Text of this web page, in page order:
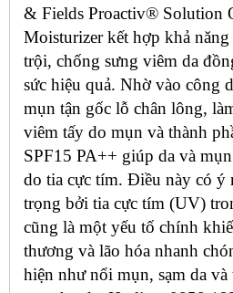
& Fields Proactiv® Solution
Moisturizer kết hợp khả
trội, chống sưng viêm da
sức hiệu quả. Nhờ vào công
mụn tận gốc lỗ chân lông,
viêm tấy do mụn và thành
SPF15 PA++ giúp da và
do tia cực tím. Điều này có ý
trọng bởi tia cực tím (UV)
cũng là một yếu tố chính
thương và lão hóa nhanh
hiện như nổi mụn, sạm da